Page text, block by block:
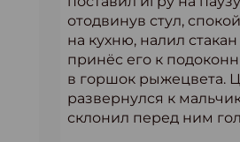
отодвинув стул,
на кухню, налил
принёс его к
в горшок рыжецвета.
развернулся к
склонил перед ним